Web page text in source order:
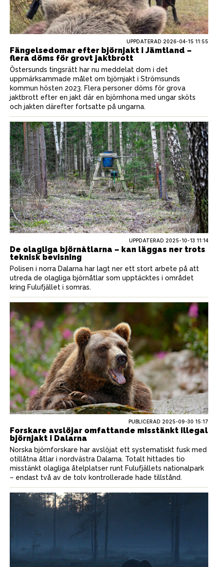
UPPDATERAD 2026-04-15 11:55
Fängelsedomar efter björnjakt i Jämtland –
flera döms för grovt jaktbrott
Östersunds tingsrätt har nu meddelat dom i det
uppmärksammade målet om björnjakt i Strömsunds
kommun hösten 2023. Flera personer döms för grova
jaktbrott efter en jakt där en björnhona med ungar sköts
och jakten därefter fortsatte på ungarna.
UPPDATERAD 2025-10-13 11:14
De olagliga björnåtlarna – kan läggas ner trots
teknisk bevisning
Polisen i norra Dalarna har lagt ner ett stort arbete på att
utreda de olagliga björnåtlar som upptäcktes i området
kring Fulufjället i somras.
PUBLICERAD 2025-09-30 15:17
Forskare avslöjar omfattande misstänkt illegal
björnjakt i Dalarna
Norska björnforskare har avslöjat ett systematiskt fusk med
otillåtna åtlar i nordvästra Dalarna. Totalt hittades tio
misstänkt olagliga åtelplatser runt Fulufjällets nationalpark
– endast två av de tolv kontrollerade hade tillstånd.